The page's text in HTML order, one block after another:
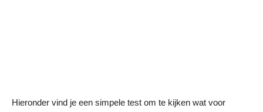
Hieronder vind je een simpele test om te kijken wat voor